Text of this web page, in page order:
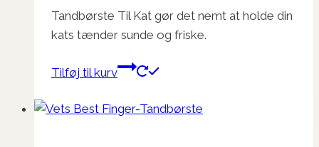
Tandbørste Til Kat gør det nemt at holde din
kats tænder sunde og friske.
Tilføj til kurv